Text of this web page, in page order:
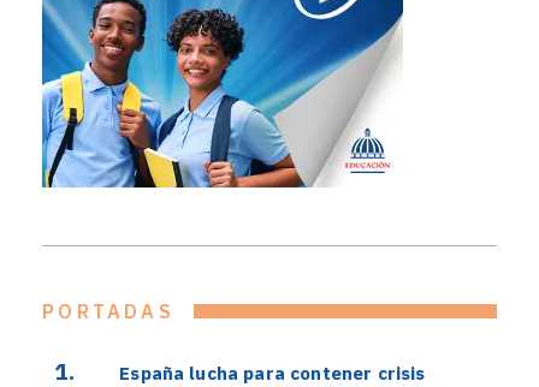
PORTADAS
España lucha para contener crisis